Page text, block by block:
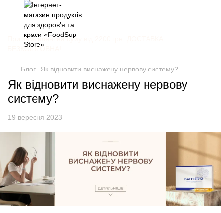
При замовлені на суму від 2200 грн. ДОСТАВКА
БЕЗКОШТОВНА!
Блог Як відновити виснажену нервову систему?
Як відновити виснажену нервову
систему?
19 вересня 2023